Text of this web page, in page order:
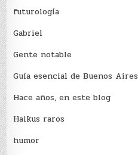
futurología
Gabriel
Gente notable
Guía esencial de Buenos Aires
Hace años, en este blog
Haikus raros
humor